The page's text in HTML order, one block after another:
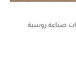
صناعة روسية